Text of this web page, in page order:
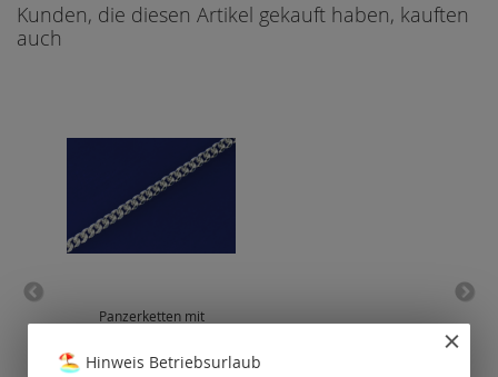
Kunden, die diesen Artikel gekauft haben, kauften
auch
Panzerketten mit
Hinweis Betriebsurlaub